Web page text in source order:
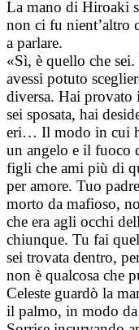
La mano di Hiroaki
non ci fu nient’altro
a parlare.
«Sì, è quello che
avessi potuto
diversa. Hai
sei sposata, hai
eri… Il modo in cui
un angelo e il fuoco
figli che ami più di
per amore. Tuo
morto da mafioso,
che era agli occhi
chiunque. Tu fai
sei trovata dentro,
non è qualcosa che
Celeste guardò la
il palmo, in modo